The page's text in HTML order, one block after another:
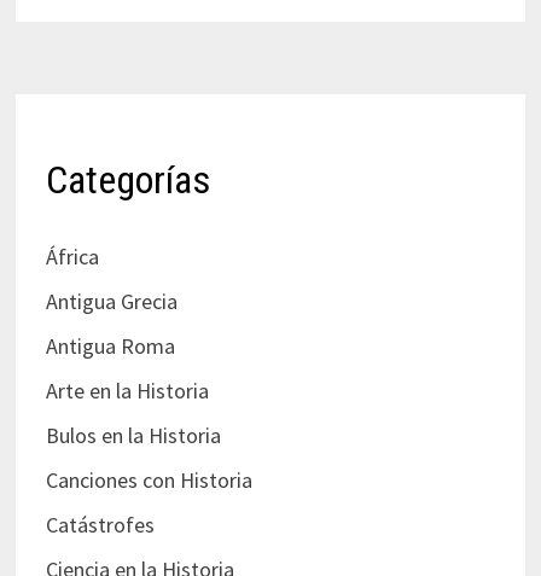
Categorías
África
Antigua Grecia
Antigua Roma
Arte en la Historia
Bulos en la Historia
Canciones con Historia
Catástrofes
Ciencia en la Historia